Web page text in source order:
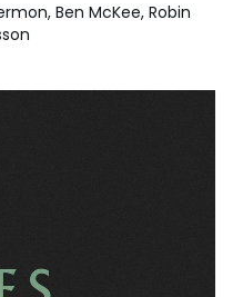
Ben McKee, Robin